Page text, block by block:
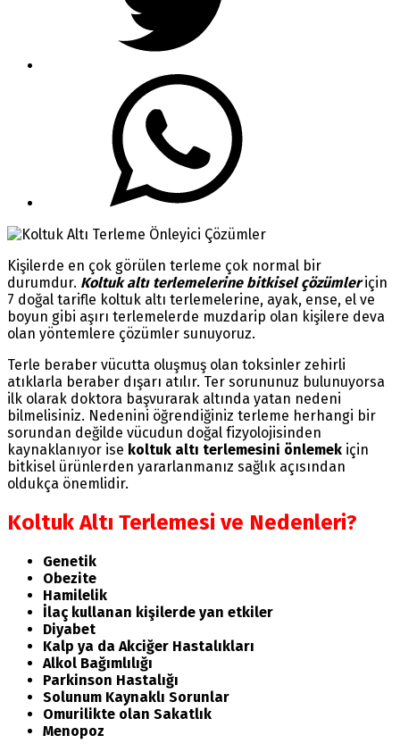
Kişilerde en çok görülen terleme çok normal bir
durumdur. Koltuk altı terlemelerine bitkisel çözümleriçin
7 doğal tarifle koltuk altı terlemelerine, ayak, ense, el ve
boyun gibi aşırı terlemelerde muzdarip olan kişilere deva
olan yöntemlere çözümler sunuyoruz.
Terle beraber vücutta oluşmuş olan toksinler zehirli
atıklarla beraber dışarı atılır. Ter sorununuz bulunuyorsa
ilk olarak doktora başvurarak altında yatan nedeni
bilmelisiniz. Nedenini öğrendiğiniz terleme herhangi bir
sorundan değilde vücudun doğal fizyolojisinden
kaynaklanıyor ise koltuk altı terlemesini önlemek için
bitkisel ürünlerden yararlanmanız sağlık açısından
oldukça önemlidir.
Koltuk Altı Terlemesi ve Nedenleri?
Genetik
Obezite
Hamilelik
İlaç kullanan kişilerde yan etkiler
Diyabet
Kalp ya da Akciğer Hastalıkları
Alkol Bağımlılığı
Parkinson Hastalığı
Solunum Kaynaklı Sorunlar
Omurilikte olan Sakatlık
Menopoz